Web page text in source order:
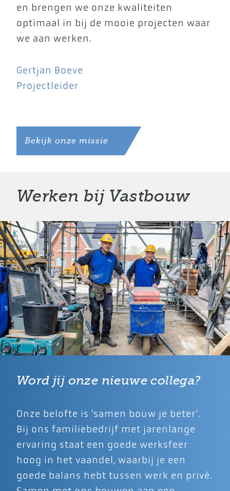
en brengen we onze kwaliteiten
optimaal in bij de mooie projecten waar
we aan werken.
Gertjan Boeve
Projectleider
Bekijk onze missie
Werken bij Vastbouw
Word jij onze nieuwe collega?
Onze belofte is ‘samen bouw je beter’.
Bij ons familiebedrijf met jarenlange
ervaring staat een goede werksfeer
hoog in het vaandel, waarbij je een
goede balans hebt tussen werk en privé.